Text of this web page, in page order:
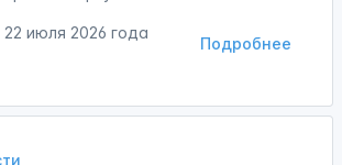
Подробнее
22 июля 2026 года